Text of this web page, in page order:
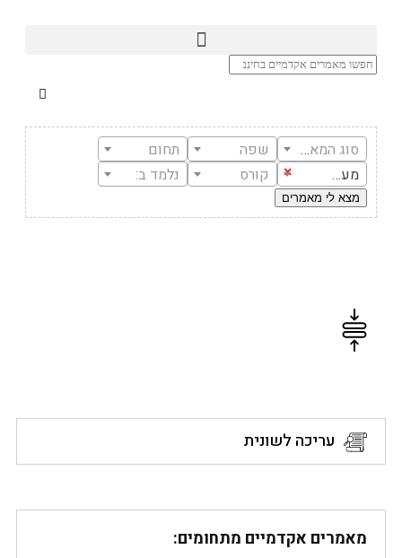
סוג המאמר שפה תחום
× מעבר לחיים אזרחיים קורס נלמד ב:
עריכה לשונית
מאמרים אקדמיים מתחומים: